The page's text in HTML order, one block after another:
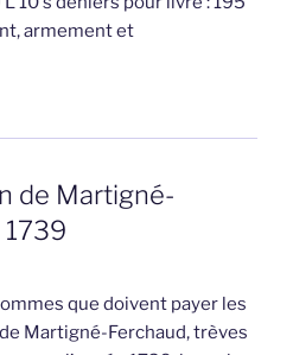
armement et
de Martigné-
1739
que doivent payer les
Martigné-Ferchaud, trèves